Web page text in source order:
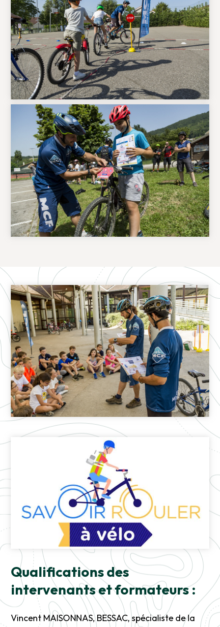
Qualifications des
intervenants et formateurs :
Vincent MAISONNAS, BESSAC, spécialiste de la